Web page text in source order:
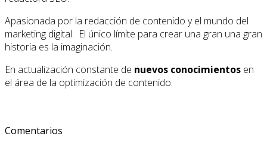
Apasionada por la redacción de contenido y el mundo del
marketing digital. El único límite para crear una gran una gran
historia es la imaginación.
En actualización constante de nuevos conocimientos en
el área de la optimización de contenido.
Comentarios